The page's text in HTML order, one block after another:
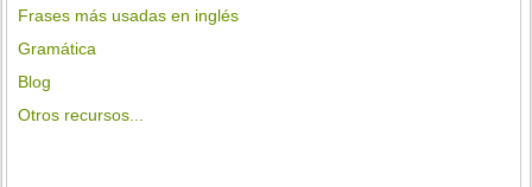
Frases más usadas en inglés
Gramática
Blog
Otros recursos...